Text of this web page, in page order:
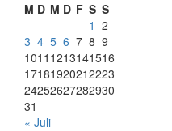
M D M D F S S
1 2
3 4 5 6 7 8 9
1011 1213141516
17181920212223
24252627282930
31
« Juli